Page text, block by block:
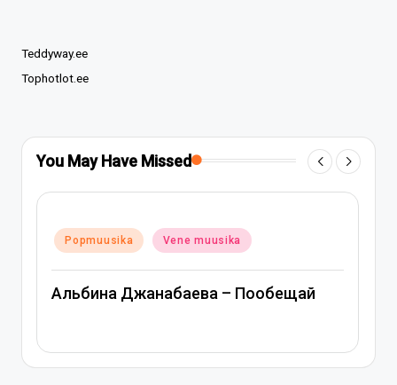
Teddyway.ee
Tophotlot.ee
You May Have Missed
in
Popmuusika
Митя Фомин и Альбина
Спасибо, сердце